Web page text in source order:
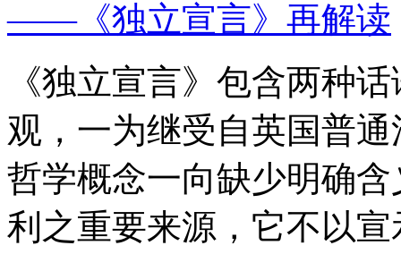
——《独立宣言》再解读
《独立宣言》包含两种
观，一为继受自英国普
哲学概念一向缺少明确
利之重要来源，它不以